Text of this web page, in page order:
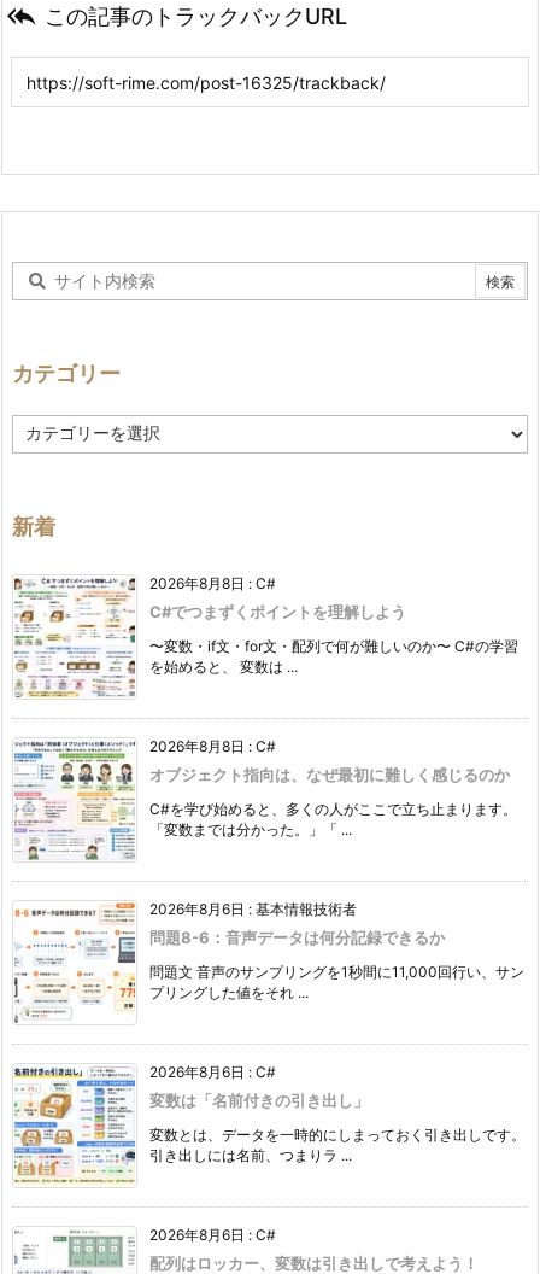
 この記事のトラックバックURL
カテゴリー
テ
ー
新着
2026年8月8日 : C#
C#でつまずくポイントを理解しよう
〜変数・if文・for文・配列で何が難しいのか〜 C#の学習
を始めると、 変数は ...
2026年8月8日 : C#
オブジェクト指向は、なぜ最初に難しく感じるのか
C#を学び始めると、多くの人がここで立ち止まります。
「変数までは分かった。」「 ...
2026年8月6日 : 基本情報技術者
問題8-6：音声データは何分記録できるか
問題文 音声のサンプリングを1秒間に11,000回行い、サン
プリングした値をそれ ...
2026年8月6日 : C#
変数は「名前付きの引き出し」
変数とは、データを一時的にしまっておく引き出しです。
引き出しには名前、つまりラ ...
2026年8月6日 : C#
配列はロッカー、変数は引き出しで考えよう！